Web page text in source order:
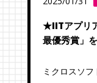
★IITアプリ
最優秀賞」
ミクロスソ